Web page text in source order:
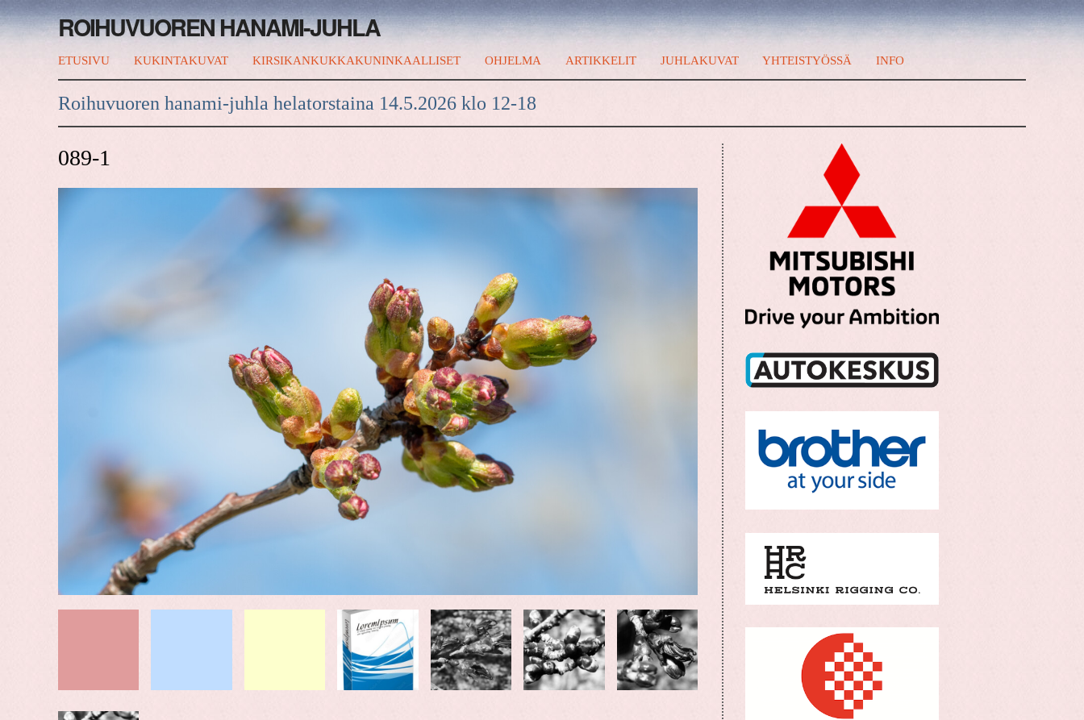
ROIHUVUOREN HANAMI-JUHLA
ETUSIVU KUKINTAKUVAT KIRSIKANKUKKAKUNINKAALLISET OHJELMA ARTIKKELIT JUHLAKUVAT YHTEISTYÖSSÄ INFO
Roihuvuoren hanami-juhla helatorstaina 14.5.2026 klo 12-18
089-1